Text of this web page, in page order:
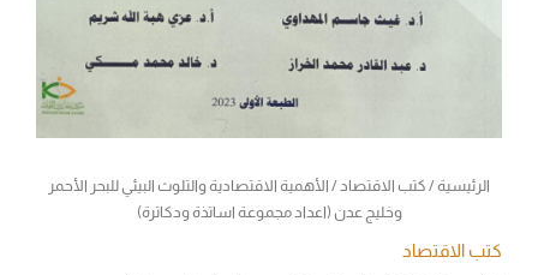
الرئيسية/ كتب الاقتصاد/ الأهمية الاقتصادية والتلوث البيئي للبحر الأحمر
وخليج عدن (اعداد مجموعة اساتذة ودكاترة)
كتب الاقتصاد